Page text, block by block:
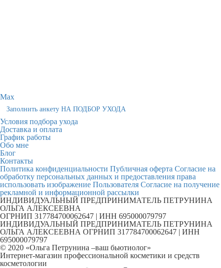
Max
Заполнить анкету НА ПОДБОР УХОДА
Условия подбора ухода
Доставка и оплата
График работы
Обо мне
Блог
Контакты
Политика конфиденциальности Публичная оферта Согласие на
обработку персональных данных и предоставления права
использовать изображение Пользователя Согласие на получение
рекламной и информационной рассылки
ИНДИВИДУАЛЬНЫЙ ПРЕДПРИНИМАТЕЛЬ ПЕТРУНИНА
ОЛЬГА АЛЕКСЕЕВНА
ОГРНИП 317784700062647 | ИНН 695000079797
ИНДИВИДУАЛЬНЫЙ ПРЕДПРИНИМАТЕЛЬ ПЕТРУНИНА
ОЛЬГА АЛЕКСЕЕВНА ОГРНИП 317784700062647 | ИНН
695000079797
© 2020 «Ольга Петрунина –ваш бьютиолог»
Интернет-магазин профессиональной косметики и средств
косметологии